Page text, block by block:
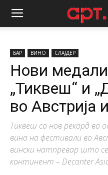
БАР ВИНО СЛАЈДЕР
Нови
„Тиквеш“ и
во Австрија
Тиквеш со нов рекорд во
вина на фестивали во
вински натпревар што
континент – Decanter